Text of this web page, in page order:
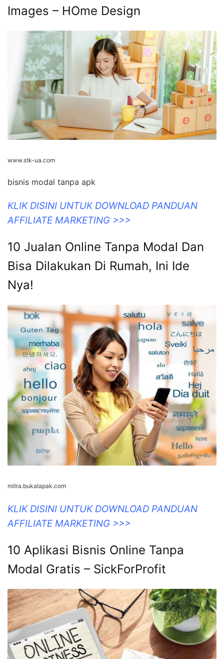
Images – HOme Design
www.stk-ua.com
bisnis modal tanpa apk
KLIK DISINI UNTUK DOWNLOAD PANDUAN
AFFILIATE MARKETING >>>
10 Jualan Online Tanpa Modal Dan
Bisa Dilakukan Di Rumah, Ini Ide
Nya!
mitra.bukalapak.com
KLIK DISINI UNTUK DOWNLOAD PANDUAN
AFFILIATE MARKETING >>>
10 Aplikasi Bisnis Online Tanpa
Modal Gratis – SickForProfit